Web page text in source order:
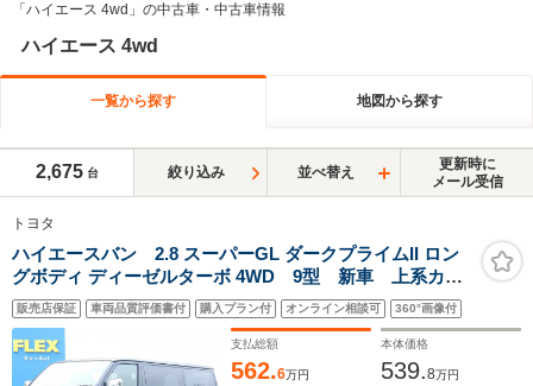
「ハイエース 4wd」の中古車・中古車情報
ハイエース 4wd
一覧から探す 地図から探す
2,675 台 絞り込み 並べ替え
更新時に
メール受信
トヨタ
ハイエースバン 2.8 スーパーGL ダークプライムII ロン
グボディ ディーゼルターボ 4WD 9型 新車 上系カス
タム ティーフォーススポイラー オーバーフェンダ
ー NT-1アルミ&ダンロップRTタイヤ 両側パワースラ
イドドア 寒冷地仕様 ベットキット オメガLEDテー
ルランプ
販売店保証 車両品質評価書付 購入プラン付 オンライン相談可 360°画像付
支払総額
562.6万円
本体価格
539.8万円